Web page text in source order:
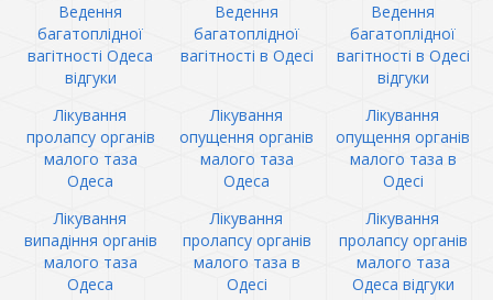
Ведення
багатоплідної
вагітності Одеса
відгуки
Ведення
багатоплідної
вагітності в Одесі
Ведення
багатоплідної
вагітності в Одесі
відгуки
Лікування
пролапсу органів
малого таза
Одеса
Лікування
опущення органів
малого таза
Одеса
Лікування
опущення органів
малого таза в
Одесі
Лікування
випадіння органів
малого таза
Одеса
Лікування
пролапсу органів
малого таза в
Одесі
Лікування
пролапсу органів
малого таза
Одеса відгуки